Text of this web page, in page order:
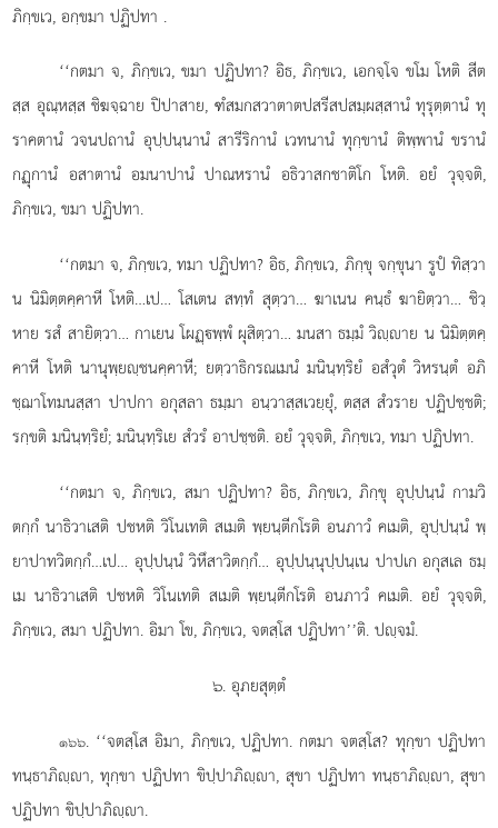
ภิกฺขเว, อกฺขมา ปฏิปทา .
‘‘กตมา จ, ภิกฺขเว, ขมา ปฏิปทา? อิธ, ภิกฺขเว, เอกจฺโจ ขโม โหติ สีต
สฺส อุณฺหสฺส ชิฆจฺฉาย ปิปาสาย, ฑํสมกสวาตาตปสรีสปสมฺผสฺสานํ ทุรุตฺตานํ ทุ
ราคตานํ วจนปถานํ อุปฺปนฺนานํ สารีริกานํ เวทนานํ ทุกฺขานํ ติพฺพานํ ขรานํ
กฏุกานํ อสาตานํ อมนาปานํ ปาณหรานํ อธิวาสกชาติโก โหติ. อยํ วุจฺจติ,
ภิกฺขเว, ขมา ปฏิปทา.
‘‘กตมาจ, ภิกฺขเว, ทมา ปฏิปทา? อิธ, ภิกฺขเว, ภิกฺขุ จกฺขุนา รูปํ ทิสฺวา
น นิมิตฺตคฺคาหี โหติ…เป… โสเตน สทฺทํ สุตฺวา… ฆาเนน คนฺธํ ฆายิตฺวา… ชิวฺ
หาย รสํ สายิตฺวา… กาเยน โผฏฺพฺพํ ผุสิตฺวา… มนสา ธมฺมํ วิฺาย น นิมิตฺตคฺ
คาหี โหติ นานุพฺยฺชนคฺคาหี; ยตฺวาธิกรณเมนํ มนินฺทฺริยํ อสํวุตํ วิหรนฺตํ อภิ
ชฺฌาโทมนสฺสา ปาปกา อกุสลา ธมฺมา อนฺวาสฺสเวยฺยุํ, ตสฺส สํวราย ปฏิปชฺชติ;
รกฺขติ มนินฺทฺริยํ; มนินฺทฺริเย สํวรํ อาปชฺชติ. อยํ วุจฺจติ, ภิกฺขเว, ทมา ปฏิปทา.
‘‘กตมา จ, ภิกฺขเว, สมา ปฏิปทา? อิธ, ภิกฺขเว, ภิกฺขุ อุปฺปนฺนํ กามวิ
ตกฺกํ นาธิวาเสติ ปชหติ วิโนเทติ สเมติ พฺยนฺตีกโรติ อนภาวํ คเมติ, อุปฺปนฺนํ พฺ
ยาปาทวิตกฺกํ…เป… อุปฺปนฺนํ วิหึสาวิตกฺกํ… อุปฺปนฺนุปฺปนฺเน ปาปเก อกุสเล ธมฺ
เม นาธิวาเสติ ปชหติ วิโนเทติ สเมติ พฺยนฺตีกโรติ อนภาวํ คเมติ. อยํ วุจฺจติ,
ภิกฺขเว, สมา ปฏิปทา. อิมา โข, ภิกฺขเว, จตสฺโส ปฏิปทา’’ติ. ปฺจมํ.
๖. อุภยสุตฺตํ
๑๖๖. ‘‘จตสฺโสอิมา, ภิกฺขเว, ปฏิปทา. กตมา จตสฺโส? ทุกฺขา ปฏิปทา
ทนฺธาภิฺา, ทุกฺขา ปฏิปทา ขิปฺปาภิฺา, สุขา ปฏิปทา ทนฺธาภิฺา, สุขา
ปฏิปทา ขิปฺปาภิฺา.